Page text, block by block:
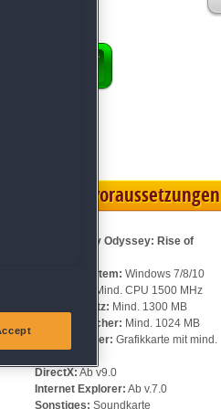
Systemvoraussetzungen
Für Alchemy Odyssey: Rise of
Betriebssystem: Windows 7/8/10
Mind. CPU 1500 MHz
Speicherplatz: Mind. 1300 MB
Arbeitsspeicher: Mind. 1024 MB
Videospeicher: Grafikkarte mit mind.
DirectX: Ab v9.0
Internet Explorer: Ab v.7.0
Sonstiges: Soundkarte